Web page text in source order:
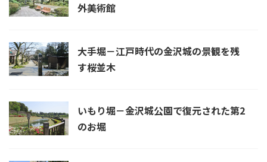
外美術館
大手堀－江戸時代の金沢城の景観を残
す桜並木
いもり堀－金沢城公園で復元された第2
のお堀